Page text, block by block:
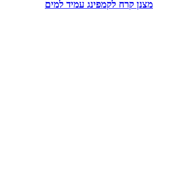
מצנן קרח לקמפינג עמיד למים